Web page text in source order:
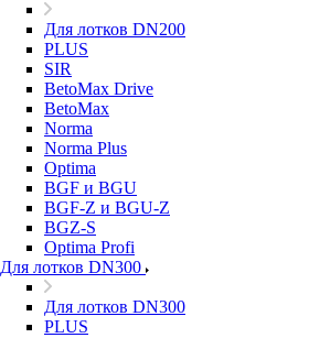
Для лотков DN200
PLUS
SIR
BetoMax Drive
BetoMax
Norma
Norma Plus
Optima
BGF и BGU
BGF-Z и BGU-Z
BGZ-S
Optima Profi
Для лотков DN300
Для лотков DN300
PLUS